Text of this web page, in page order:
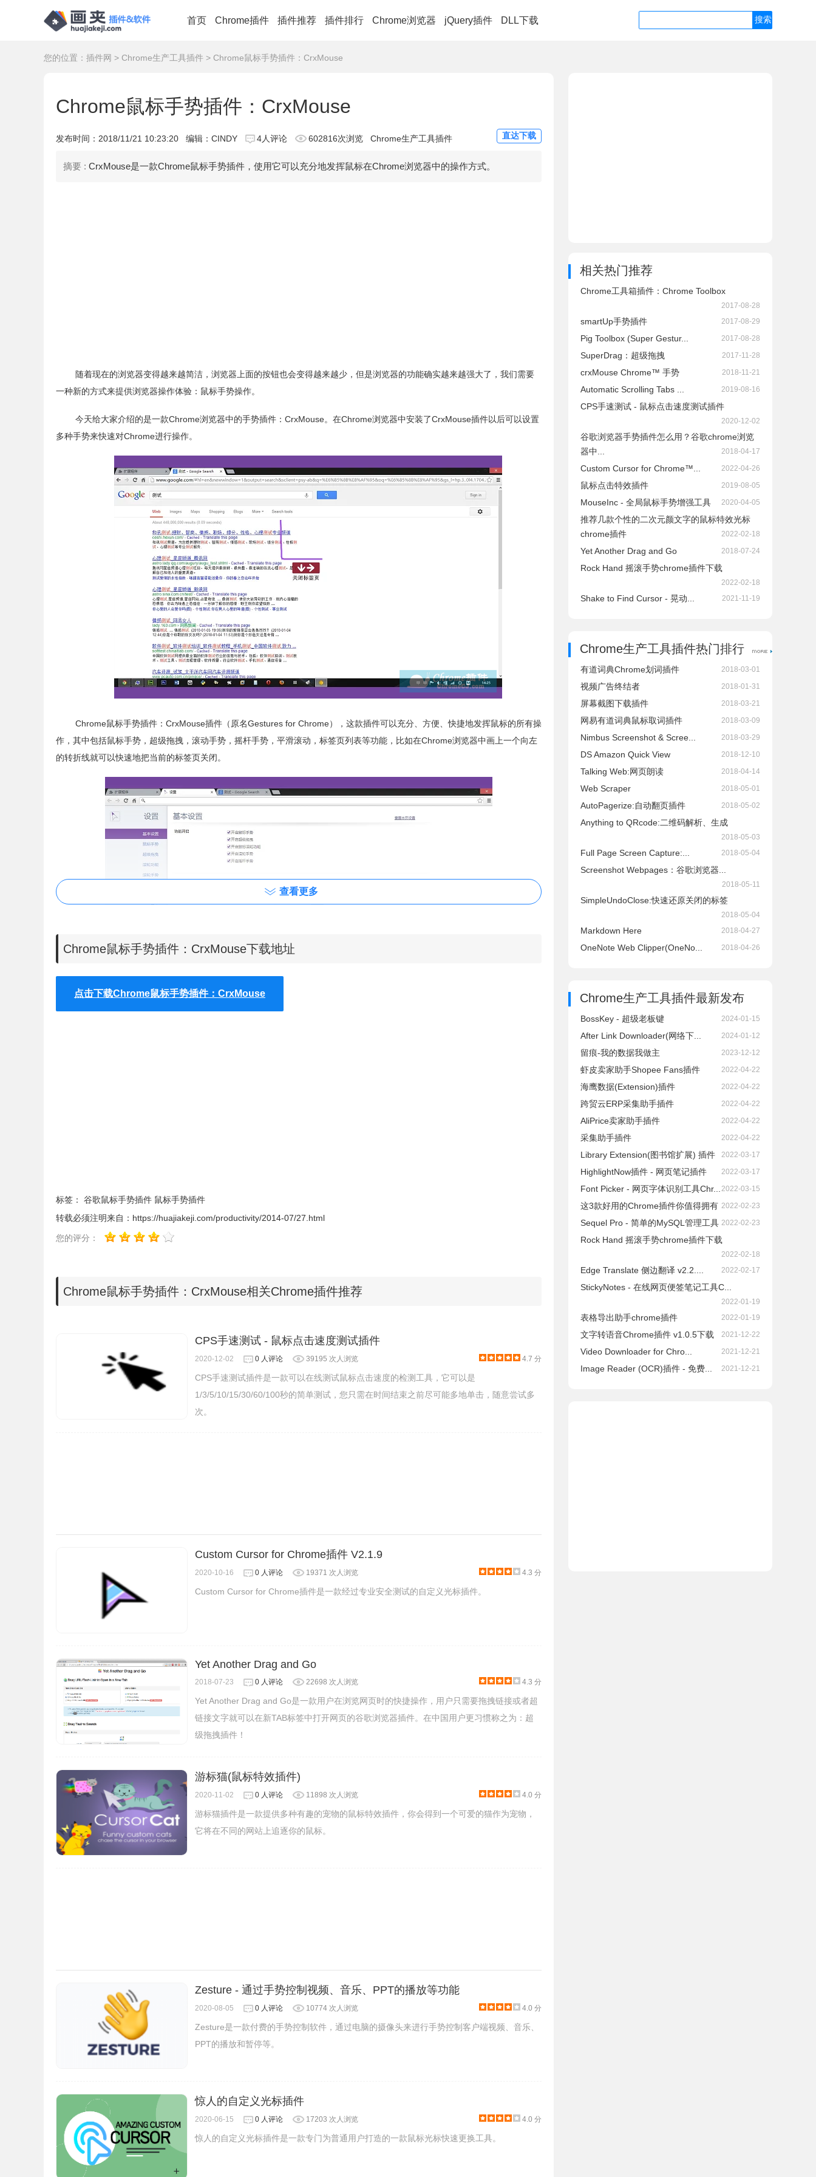
首页 Chrome插件 插件推荐 插件排行 Chrome浏览器 jQuery插件 DLL下载
您的位置： 插件网 > Chrome生产工具插件 > Chrome鼠标手势插件：CrxMouse
Chrome鼠标手势插件：CrxMouse
发布时间： 2018/11/21 10:23:20 编辑：CINDY 4人评论 602816次浏览 Chrome生产工具插件 直达下载
摘要 : CrxMouse是一款Chrome鼠标手势插件，使用它可以充分地发挥鼠标在Chrome浏览器中的操作方式。
随着现在的浏览器变得越来越简洁，浏览器上面的按钮也会变得越来越少，但是浏览器的功能确实越来越强大了，我们需要
一种新的方式来提供浏览器操作体验：鼠标手势操作。
今天给大家介绍的是一款Chrome浏览器中的手势插件： CrxMouse。 在Chrome浏览器中安装了CrxMouse插件以后可以设置
多种手势来快速对Chrome进行操作。
Chrome鼠标手势插件：CrxMouse插件（原名Gestures for Chrome）
，这款插件可以充分、方便、快捷地发挥鼠标的所有操
作，其中包括鼠标手势，超级拖拽，滚动手势，摇杆手势，平滑滚动，标签页列表等功能，比如在Chrome浏览器中画上一个向左
的转折线就可以快速地把当前的标签页关闭。
查看更多
Chrome鼠标手势插件：CrxMouse下载地址
点击下载Chrome鼠标手势插件：CrxMouse
标签： 谷歌鼠标手势插件 鼠标手势插件
转载必须注明来自： https://huajiakeji.com/productivity/2014-07/27.html
您的评分：
Chrome鼠标手势插件：CrxMouse相关Chrome插件推荐
CPS手速测试 - 鼠标点击速度测试插件
2020-12-02 0 人评论 39195 次人浏览 4.7 分
CPS手速测试插件是一款可以在线测试鼠标点击速度的检测工具，它可以是
1/3/5/10/15/30/60/100秒的简单测试，您只需在时间结束之前尽可能多地单击，随意尝试多
次。
Custom Cursor for Chrome插件 V2.1.9
2020-10-16 0 人评论 19371 次人浏览 4.3 分
Custom Cursor for Chrome插件是一款经过专业安全测试的自定义光标插件。
Yet Another Drag and Go
2018-07-23 0 人评论 22698 次人浏览 4.3 分
Yet Another Drag and Go是一款用户在浏览网页时的快捷操作，用户只需要拖拽链接或者超
链接文字就可以在新TAB标签中打开网页的谷歌浏览器插件。在中国用户更习惯称之为：超
级拖拽插件！
游标猫(鼠标特效插件)
2020-11-02 0 人评论 11898 次人浏览 4.0 分
游标猫插件是一款提供多种有趣的宠物的鼠标特效插件，你会得到一个可爱的猫作为宠物，
它将在不同的网站上追逐你的鼠标。
Zesture - 通过手势控制视频、音乐、PPT的播放等功能
2020-08-05 0 人评论 10774 次人浏览 4.0 分
Zesture是一款付费的手势控制软件，通过电脑的摄像头来进行手势控制客户端视频、音乐、
PPT的播放和暂停等。
惊人的自定义光标插件
2020-06-15 0 人评论 17203 次人浏览 4.0 分
惊人的自定义光标插件是一款专门为普通用户打造的一款鼠标光标快速更换工具。
相关热门推荐
Chrome工具箱插件：Chrome Toolbox
2017-08-28
smartUp手势插件 2017-08-29
Pig Toolbox (Super Gestur... 2017-08-28
SuperDrag：超级拖拽 2017-11-28
crxMouse Chrome™ 手势 2018-11-21
Automatic Scrolling Tabs ... 2019-08-16
CPS手速测试 - 鼠标点击速度测试插件
2020-12-02
谷歌浏览器手势插件怎么用？谷歌chrome浏览
器中...
2018-04-17
Custom Cursor for Chrome™... 2022-04-26
鼠标点击特效插件 2019-08-05
MouseInc - 全局鼠标手势增强工具 2020-04-05
推荐几款个性的二次元颜文字的鼠标特效光标
chrome插件
2022-02-18
Yet Another Drag and Go 2018-07-24
Rock Hand 摇滚手势chrome插件下载
2022-02-18
Shake to Find Cursor - 晃动... 2021-11-19
Chrome生产工具插件热门排行
有道词典Chrome划词插件 2018-03-01
视频广告终结者 2018-01-31
屏幕截图下载插件 2018-03-21
网易有道词典鼠标取词插件 2018-03-09
Nimbus Screenshot & Scree... 2018-03-29
DS Amazon Quick View 2018-12-10
Talking Web:网页朗读 2018-04-14
Web Scraper 2018-05-01
AutoPagerize:自动翻页插件 2018-05-02
Anything to QRcode:二维码解析、生成
2018-05-03
Full Page Screen Capture:... 2018-05-04
Screenshot Webpages：谷歌浏览器...
2018-05-11
SimpleUndoClose:快速还原关闭的标签
2018-05-04
Markdown Here 2018-04-27
OneNote Web Clipper(OneNo... 2018-04-26
Chrome生产工具插件最新发布
BossKey - 超级老板键 2024-01-15
After Link Downloader(网络下... 2024-01-12
留痕-我的数据我做主 2023-12-12
虾皮卖家助手Shopee Fans插件 2022-04-22
海鹰数据(Extension)插件 2022-04-22
跨贸云ERP采集助手插件 2022-04-22
AliPrice卖家助手插件 2022-04-22
采集助手插件 2022-04-22
Library Extension(图书馆扩展) 插件 2022-03-17
HighlightNow插件 - 网页笔记插件 2022-03-17
Font Picker - 网页字体识别工具Chr... 2022-03-15
这3款好用的Chrome插件你值得拥有 2022-02-23
Sequel Pro - 简单的MySQL管理工具 2022-02-23
Rock Hand 摇滚手势chrome插件下载
2022-02-18
Edge Translate 侧边翻译 v2.2.... 2022-02-17
StickyNotes - 在线网页便签笔记工具C...
2022-01-19
表格导出助手chrome插件 2022-01-19
文字转语音Chrome插件 v1.0.5下载 2021-12-22
Video Downloader for Chro... 2021-12-21
Image Reader (OCR)插件 - 免费... 2021-12-21